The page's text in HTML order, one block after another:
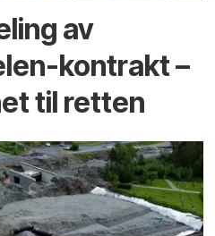
av
kontrakt –
til retten